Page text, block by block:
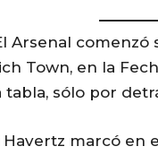
Arsenal comenzó
Town, en la
sólo por
marcó en